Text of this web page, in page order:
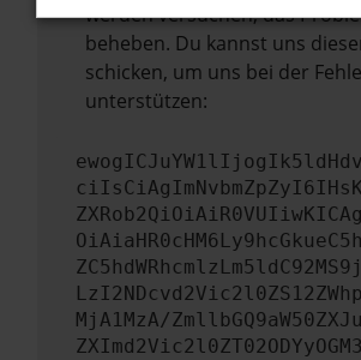
werden versuchen, das
beheben. Du kannst uns
schicken, um uns bei der
unterstützen:
MjA1MzA/